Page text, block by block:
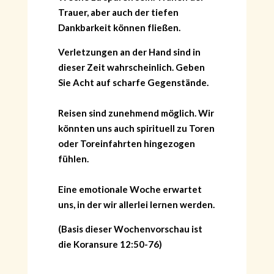
Trauer, aber auch der tiefen
Dankbarkeit können fließen.
Verletzungen an der Hand sind in
dieser Zeit wahrscheinlich. Geben
Sie Acht auf scharfe Gegenstände.
Reisen sind zunehmend möglich. Wir
könnten uns auch spirituell zu Toren
oder Toreinfahrten hingezogen
fühlen.
Eine emotionale Woche erwartet
uns, in der wir allerlei lernen werden.
(Basis dieser Wochenvorschau ist
die Koransure 12:50-76)